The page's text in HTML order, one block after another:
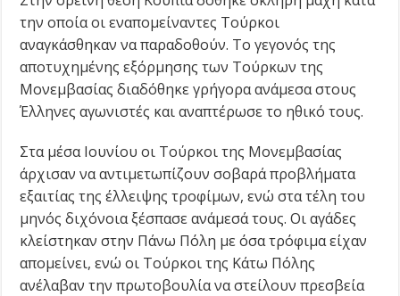
την οποία οι εναπομείναντες Τούρκοι
αναγκάσθηκαν να παραδοθούν. Το γεγονός της
αποτυχημένης εξόρμησης των Τούρκων της
Μονεμβασίας διαδόθηκε γρήγορα ανάμεσα στους
Έλληνες αγωνιστές και αναπτέρωσε το ηθικό τους.
Στα μέσα Ιουνίου οι Τούρκοι της Μονεμβασίας
άρχισαν να αντιμετωπίζουν σοβαρά προβλήματα
εξαιτίας της έλλειψης τροφίμων, ενώ στα τέλη του
μηνός διχόνοια ξέσπασε ανάμεσά τους. Οι αγάδες
κλείστηκαν στην Πάνω Πόλη με όσα τρόφιμα είχαν
απομείνει, ενώ οι Τούρκοι της Κάτω Πόλης
ανέλαβαν την πρωτοβουλία να στείλουν πρεσβεία